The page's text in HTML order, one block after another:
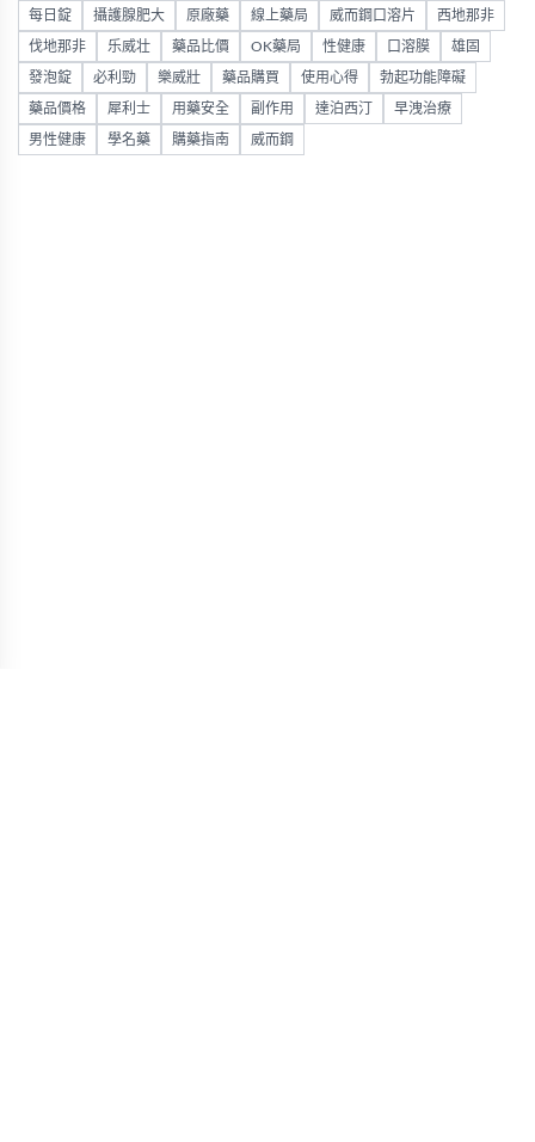
每日錠 攝護腺肥大 原廠藥 線上藥局 威而鋼口溶片 西地那非
伐地那非 乐威壮 藥品比價 OK藥局 性健康 口溶膜 雄固
發泡錠 必利勁 樂威壯 藥品購買 使用心得 勃起功能障礙
藥品價格 犀利士 用藥安全 副作用 達泊西汀 早洩治療
男性健康 學名藥 購藥指南 威而鋼